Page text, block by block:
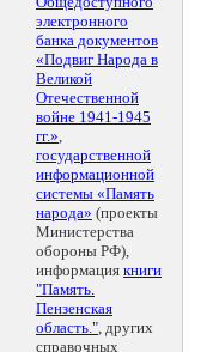
электронного
банка документов
«Подвиг Народа в
Великой
Отечественной
войне 1941-1945
гг.»,
государственной
информационной
системы «Память
народа» (проекты
Министерства
обороны РФ),
информация книги
"Память.
Пензенская
область.", других
справочных